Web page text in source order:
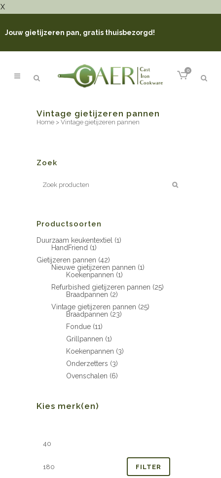
X
Jouw gietijzeren pan, gratis thuisbezorgd!
0
Vintage gietijzeren pannen
Home > Vintage gietijzeren pannen
Zoek
Productsoorten
Duurzaam keukentextiel (1)
HandFriend (1)
Gietijzeren pannen (42)
Nieuwe gietijzeren pannen (1)
Koekenpannen (1)
Refurbished gietijzeren pannen (25)
Braadpannen (2)
Vintage gietijzeren pannen (25)
Braadpannen (23)
Fondue (11)
Grillpannen (1)
Koekenpannen (3)
Onderzetters (3)
Ovenschalen (6)
Kies merk(en)
FILTER